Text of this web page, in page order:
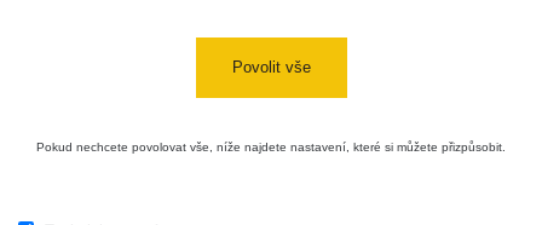
Povolit vše
Pokud nechcete povolovat vše, níže najdete nastavení, které si můžete přizpůsobit.